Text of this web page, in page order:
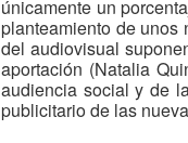
únicamente un
planteamiento de unos
del audiovisual
aportación (Natalia
audiencia social y de
publicitario de las